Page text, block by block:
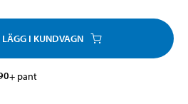
LÄGG I KUNDVAGN
+ pant